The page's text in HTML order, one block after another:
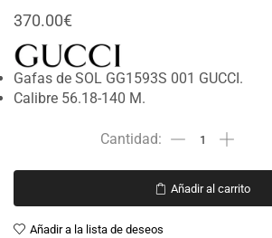
370.00€
Gafas de SOL GG1593S 001 GUCCI.
Calibre 56.18-140 M.
Añadir al carrito
Añadir a la lista de deseos